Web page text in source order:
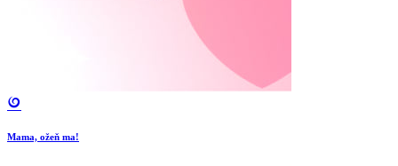
Mama, ožeň ma!